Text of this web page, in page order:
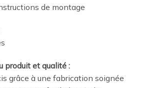
de montage
produit et qualité :
grâce à une fabrication soignée